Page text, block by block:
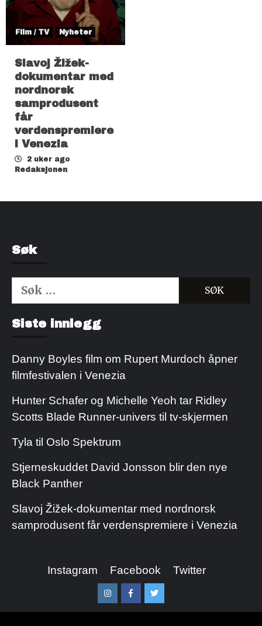
Film / TV Nyheter
Slavoj Žižek-
dokumentar med
nordnorsk
samprodusent
får
verdenspremiere
i Venezia
2 uker ago
Redaksjonen
Søk
Søk
etter:
Siste innlegg
Danny Boyles film om Rupert Murdoch åpner
filmfestivalen i Venezia
Hunter Schafer og Michelle Yeoh tar Ridley
Scotts Blade Runner-univers til tv-skjermen
Tyla til Oslo Spektrum
Stjerneskuddet David Jonsson blir den nye
Black Panther
Slavoj Žižek-dokumentar med nordnorsk
samprodusent får verdenspremiere i Venezia
Instagram Facebook Twitter
InstagramFacebookTwitter